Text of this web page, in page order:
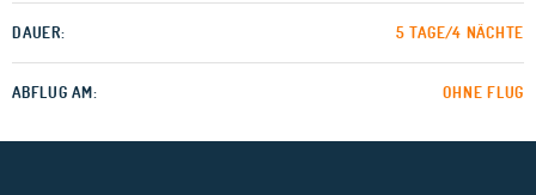
DAUER: 5 TAGE/4 NÄCHTE
ABFLUG AM: OHNE FLUG